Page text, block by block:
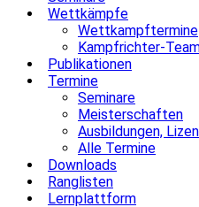
Wettkämpfe
Wettkampftermine
Kampfrichter-
Publikationen
Termine
Seminare
Meisterschaften
Ausbildungen,
Alle Termine
Downloads
Ranglisten
Lernplattform